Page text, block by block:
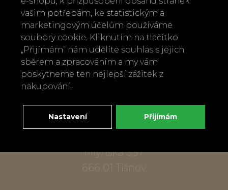
Zavolejte nám
+420 737 886 915
Napište nám
info@bylobylibo.cz
Setkejme se:
Mlýnská 337
666 01 Tišnov
vašim potřebám, ke statistickým a
marketingovým účelům používáme
soubory cookie. Kliknutím na tlačítko
„Přijímám“ nám udělíte souhlas s jejich
sběrem a zpracováním a my vám
poskytneme ten nejlepší zážitek z
nakupování.
Nastavení Přijímám